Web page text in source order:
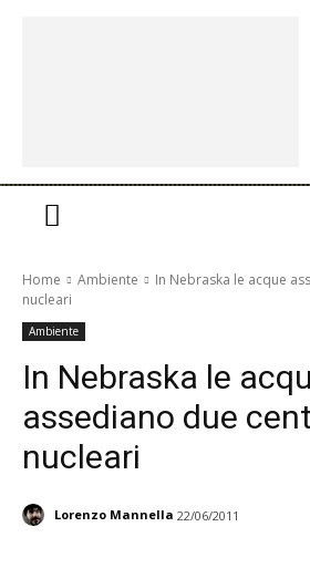
Home Ambiente
In Nebraska le acque
nucleari
Ambiente
In Nebraska le
assediano due
nucleari
Lorenzo Mannella 22/06/2011